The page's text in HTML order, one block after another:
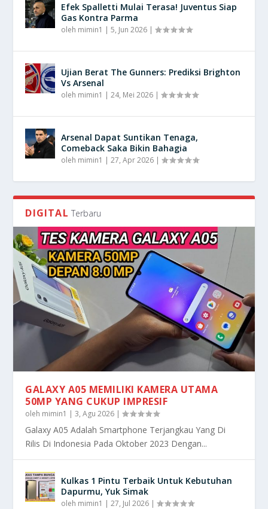
Efek Spalletti Mulai Terasa! Juventus Siap
Gas Kontra Parma
oleh mimin1 |5, Jun 2026 |
Ujian Berat The Gunners: Prediksi Brighton
Vs Arsenal
oleh mimin1 |24, Mei 2026 |
Arsenal Dapat Suntikan Tenaga,
Comeback Saka Bikin Bahagia
oleh mimin1 |27, Apr 2026 |
DIGITAL Terbaru
GALAXY A05 MEMILIKI KAMERA UTAMA
50MP YANG CUKUP IMPRESIF
oleh mimin1 |3, Agu 2026 |
Galaxy A05 Adalah Smartphone Terjangkau Yang Di
Rilis Di Indonesia Pada Oktober 2023 Dengan...
Kulkas 1 Pintu Terbaik Untuk Kebutuhan
Dapurmu, Yuk Simak
oleh mimin1 |27, Jul 2026 |